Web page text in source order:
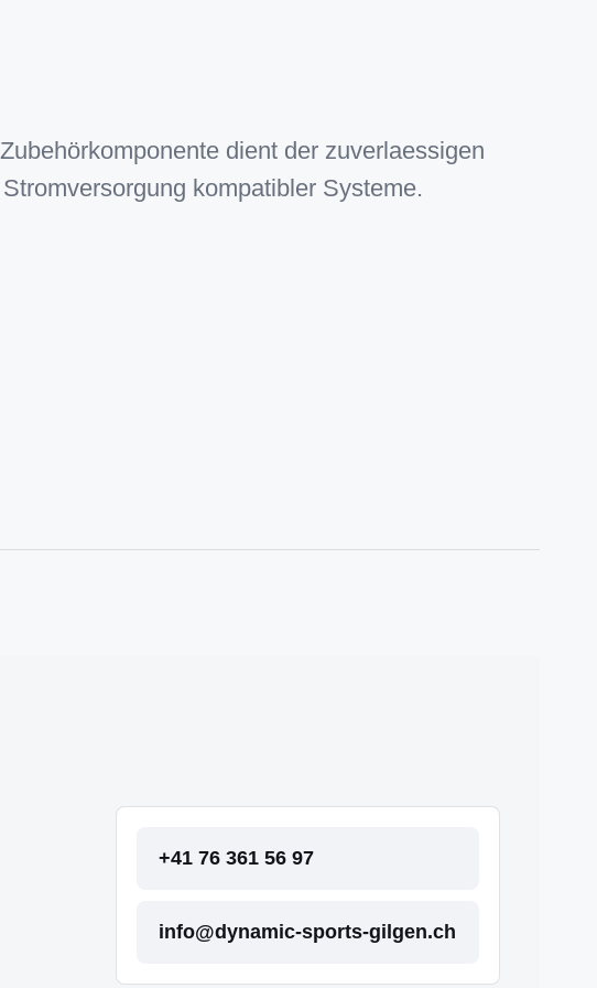
dient der zuverlaessigen
kompatibler Systeme.
+41 76 361 56 97
info@dynamic-sports-gilgen.ch